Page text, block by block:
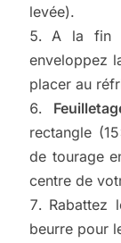
levée).
A la fin
enveloppez
placer au
rectangle
de tourage
centre de
Rabattez
beurre pour